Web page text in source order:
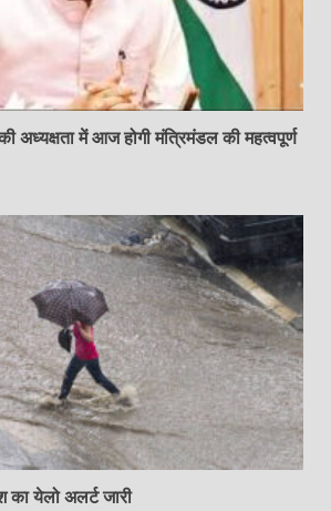
अध्यक्षता में आज होगी मंत्रिमंडल की महत्वपूर्ण
का येलो अलर्ट जारी